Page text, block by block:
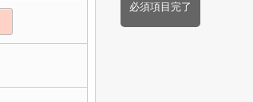
必須項目完了